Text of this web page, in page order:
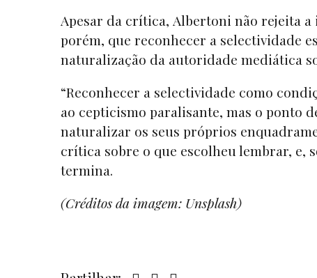
Apesar da crítica, Albertoni não rejeita
porém, que reconhecer a selectividade
naturalização da autoridade mediática
“Reconhecer a selectividade como
ao cepticismo paralisante, mas o ponto
naturalizar os seus próprios
crítica sobre o que escolheu lembrar, e,
termina.
(Créditos da imagem: Unsplash)